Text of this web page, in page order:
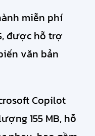
miễn phí
được hỗ trợ
văn bản
Copilot
155 MB, hỗ